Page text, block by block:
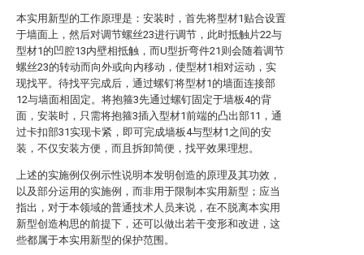
本实用新型的工作原理是：安装时，首先将型材1贴合设置
于墙面上，然后对调节螺丝23进行调节，此时抵触片22与
型材1的凹腔13内壁相抵触，而U型折弯件21则会随着调节
螺丝23的转动而向外或向内移动，使型材1相对运动，实
现找平。待找平完成后，通过螺钉将型材1的墙面连接部
12与墙面相固定。将抱箍3先通过螺钉固定于墙板4的背
面，安装时，只需将抱箍3插入型材1前端的凸出部11，通
过卡扣部31实现卡紧，即可完成墙板4与型材1之间的安
装，不仅安装方便，而且拆卸简便，找平效果理想。
上述的实施例仅例示性说明本发明创造的原理及其功效，
以及部分运用的实施例，而非用于限制本实用新型；应当
指出，对于本领域的普通技术人员来说，在不脱离本实用
新型创造构思的前提下，还可以做出若干变形和改进，这
些都属于本实用新型的保护范围。